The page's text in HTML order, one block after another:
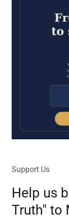
Support Us
Help us
Truth" to